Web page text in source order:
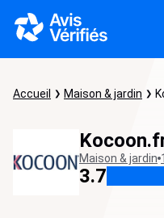
Accueil Maison & jardin
Maison & jardin
3.7